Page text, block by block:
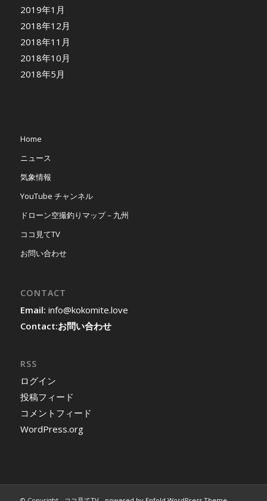
2019年1月
2018年12月
2018年11月
2018年10月
2018年5月
Home
ニュース
気象情報
YouTube チャンネル
ドローン空撮釣りマップ－九州
ココ見てTV
お問い合わせ
CONTACT
Email: info@kokomite.love
Contact:お問い合わせ
RSS
ログイン
投稿フィード
コメントフィード
WordPress.org